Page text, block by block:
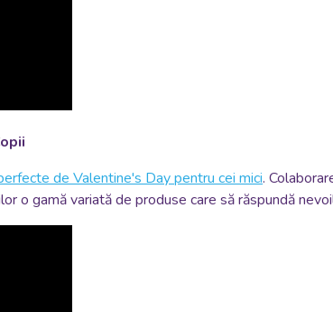
de Valentine's Day pentru cei mici.
o gamă variată de produse care să răspundă